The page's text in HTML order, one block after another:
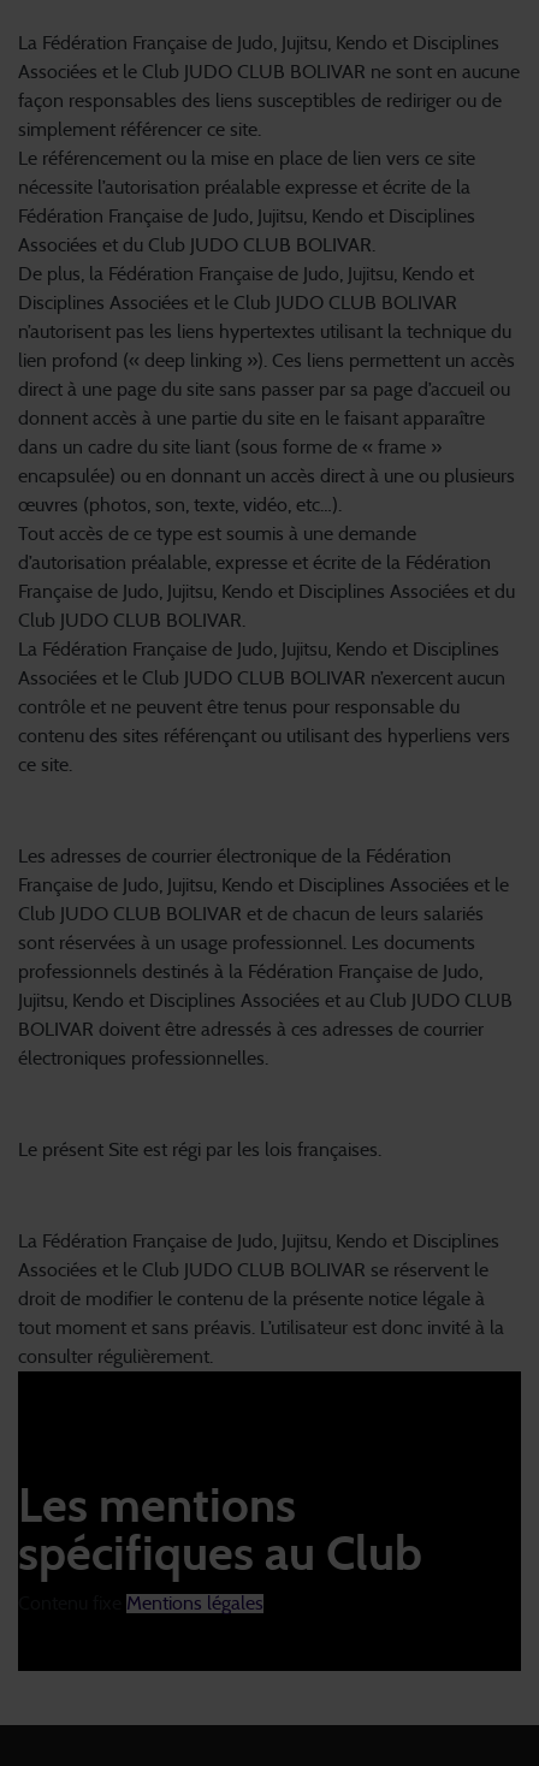
La Fédération Française de Judo, Jujitsu, Kendo et Disciplines
Associées et le Club JUDO CLUB BOLIVAR ne sont en aucune
façon responsables des liens susceptibles de rediriger ou de
simplement référencer ce site.
Le référencement ou la mise en place de lien vers ce site
nécessite l’autorisation préalable expresse et écrite de la
Fédération Française de Judo, Jujitsu, Kendo et Disciplines
Associées et du Club JUDO CLUB BOLIVAR.
De plus, la Fédération Française de Judo, Jujitsu, Kendo et
Disciplines Associées et le Club JUDO CLUB BOLIVAR
n’autorisent pas les liens hypertextes utilisant la technique du
lien profond (« deep linking »). Ces liens permettent un accès
direct à une page du site sans passer par sa page d’accueil ou
donnent accès à une partie du site en le faisant apparaître
dans un cadre du site liant (sous forme de « frame »
encapsulée) ou en donnant un accès direct à une ou plusieurs
œuvres (photos, son, texte, vidéo, etc…).
Tout accès de ce type est soumis à une demande
d’autorisation préalable, expresse et écrite de la Fédération
Française de Judo, Jujitsu, Kendo et Disciplines Associées et du
Club JUDO CLUB BOLIVAR.
La Fédération Française de Judo, Jujitsu, Kendo et Disciplines
Associées et le Club JUDO CLUB BOLIVAR n’exercent aucun
contrôle et ne peuvent être tenus pour responsable du
contenu des sites référençant ou utilisant des hyperliens vers
ce site.
Les adresses de courrier électronique de la Fédération
Française de Judo, Jujitsu, Kendo et Disciplines Associées et le
Club JUDO CLUB BOLIVAR et de chacun de leurs salariés
sont réservées à un usage professionnel. Les documents
professionnels destinés à la Fédération Française de Judo,
Jujitsu, Kendo et Disciplines Associées et au Club JUDO CLUB
BOLIVAR doivent être adressés à ces adresses de courrier
électroniques professionnelles.
Le présent Site est régi par les lois françaises.
La Fédération Française de Judo, Jujitsu, Kendo et Disciplines
Associées et le Club JUDO CLUB BOLIVAR se réservent le
droit de modifier le contenu de la présente notice légale à
tout moment et sans préavis. L’utilisateur est donc invité à la
consulter régulièrement.
Les mentions
spécifiques au Club
Mentions légales